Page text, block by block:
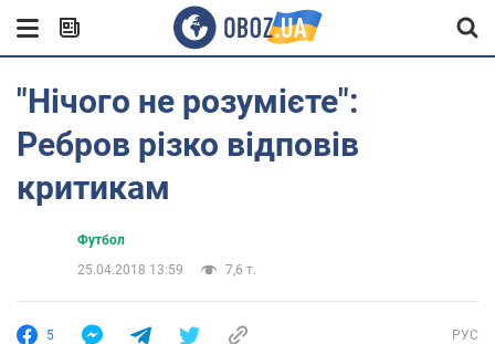
"Нічого не розумієте":
Ребров різко відповів
критикам
Футбол
25.04.2018 13:59
7,6 т.
5 РУС